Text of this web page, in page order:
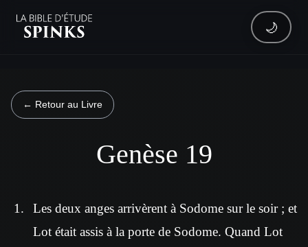
🌙
← Retour au Livre
Genèse 19
Les deux anges arrivèrent à Sodome sur le soir ; et
Lot était assis à la porte de Sodome. Quand Lot